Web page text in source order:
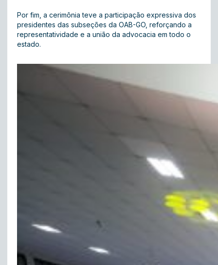
Por fim, a cerimônia teve a participação expressiva dos
presidentes das subseções da OAB-GO, reforçando a
representatividade e a união da advocacia em todo o
estado.